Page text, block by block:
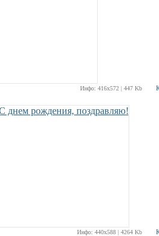
Инфо: 416х572 | 447 Kb
Инфо: 440х588 | 4264 Kb